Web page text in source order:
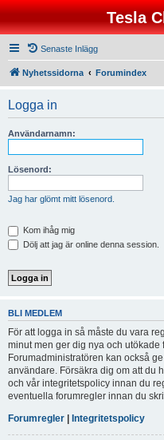
Tesla
Senaste Inlägg
Nyhetssidorna Forumindex
Logga in
Användarnamn:
Lösenord:
Jag har glömt mitt lösenord.
Kom ihåg mig
Dölj att jag är online denna session.
BLI MEDLEM
För att logga in så måste du vara
minut men ger dig nya och utökade
Forumadministratören kan också
användare. Försäkra dig om att du
och vår integritetspolicy innan du
eventuella forumregler innan du
Forumregler | Integritetspolicy